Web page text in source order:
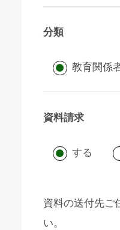
分類
教育関係
資料請求
する
資料の送付先ご
い。